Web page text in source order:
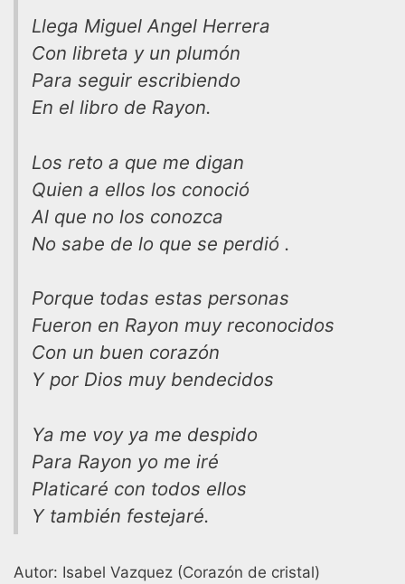
Llega Miguel Angel Herrera
Con libreta y un plumón
Para seguir escribiendo
En el libro de Rayon.
Los reto a que me digan
Quien a ellos los conoció
Al que no los conozca
No sabe de lo que se perdió .
Porque todas estas personas
Fueron en Rayon muy reconocidos
Con un buen corazón
Y por Dios muy bendecidos
Ya me voy ya me despido
Para Rayon yo me iré
Platicaré con todos ellos
Y también festejaré.
Autor: Isabel Vazquez (Corazón de cristal)